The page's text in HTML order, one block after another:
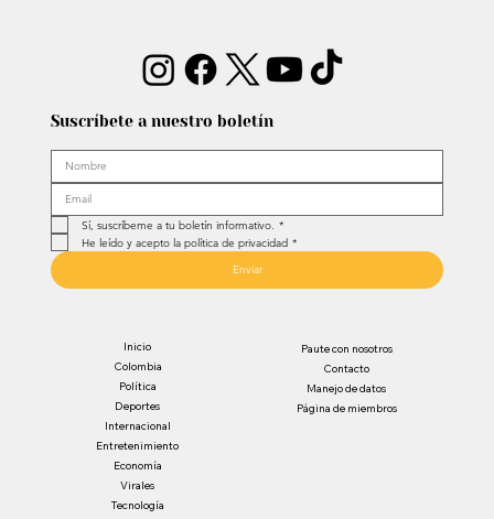
Suscríbete a nuestro boletín
Sí, suscríbeme a tu boletín informativo. *
He leído y acepto la política de privacidad *
Enviar
Inicio
Colombia
Política
Deportes
Internacional
Entretenimiento
Economía
Virales
Tecnología
Paute con nosotros
Contacto
Manejo de datos
Página de miembros